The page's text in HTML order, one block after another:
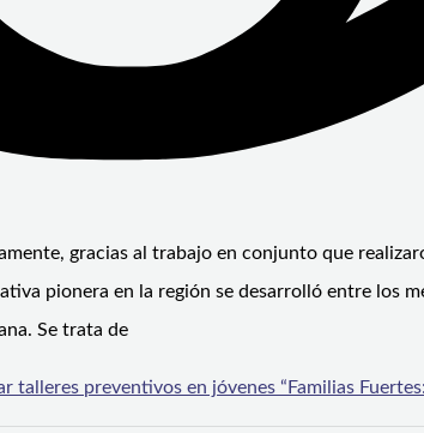
gracias al trabajo en conjunto que
pionera en la región se desarrolló entre los
Se trata de
talleres preventivos en jóvenes “Familias